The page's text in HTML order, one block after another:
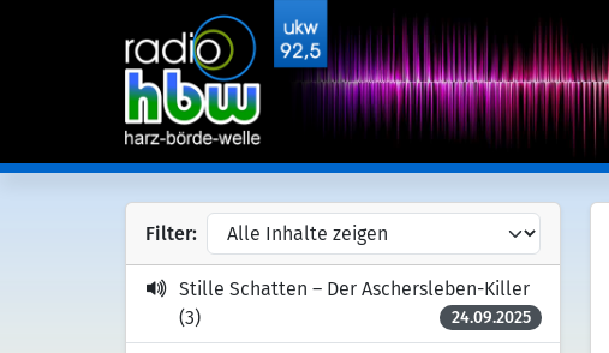
Filter:
Stille Schatten – Der Aschersleben-Killer
(3)
24.09.2025